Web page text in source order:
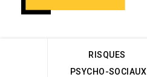
RISQUES
PSYCHO-SOCIAUX